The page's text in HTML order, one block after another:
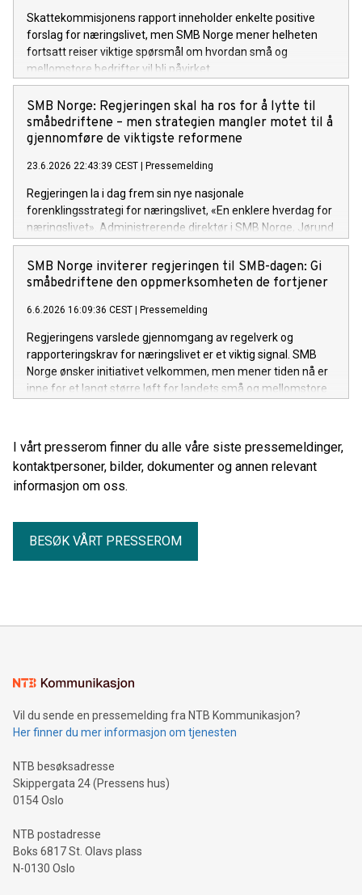
Skattekommisjonens rapport inneholder enkelte positive
forslag for næringslivet, men SMB Norge mener helheten
fortsatt reiser viktige spørsmål om hvordan små og
mellomstore bedrifter vil bli påvirket.
SMB Norge: Regjeringen skal ha ros for å lytte til
småbedriftene – men strategien mangler motet til å
gjennomføre de viktigste reformene
23.6.2026 22:43:39 CEST Pressemelding
Regjeringen la i dag frem sin nye nasjonale
forenklingsstrategi for næringslivet, «En enklere hverdag for
næringslivet». Administrerende direktør i SMB Norge, Jørund
H. Rytman, gir regjeringen tydelig ros for endelig å ha tatt
innover seg organisasjonens problemforståelse og faglige
analyser fra de siste tre årene. Han advarer samtidig kraftig
dersom regjeringen fortsetter å vike unna de mest konkrete,
SMB Norge inviterer regjeringen til SMB-dagen: Gi
småbedriftene den oppmerksomheten de fortjener
6.6.2026 16:09:36 CEST Pressemelding
Regjeringens varslede gjennomgang av regelverk og
rapporteringskrav for næringslivet er et viktig signal. SMB
Norge ønsker initiativet velkommen, men mener tiden nå er
inne for et langt større løft for landets små og mellomstore
næringsminister Cecilie Myrseth til markeringen av FNs
internasjonale dag for små og mellomstore bedrifter 27. juni.
I vårt presserom finner du alle våre siste pressemeldinger,
kontaktpersoner, bilder, dokumenter og annen relevant
informasjon om oss.
BESØK VÅRT PRESSEROM
Vil du sende en pressemelding fra NTB Kommunikasjon?
Her finner du mer informasjon om tjenesten
NTB besøksadresse
Skippergata 24 (Pressens hus)
0154 Oslo
NTB postadresse
Boks 6817 St. Olavs plass
N-0130 Oslo